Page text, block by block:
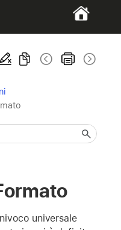
universale